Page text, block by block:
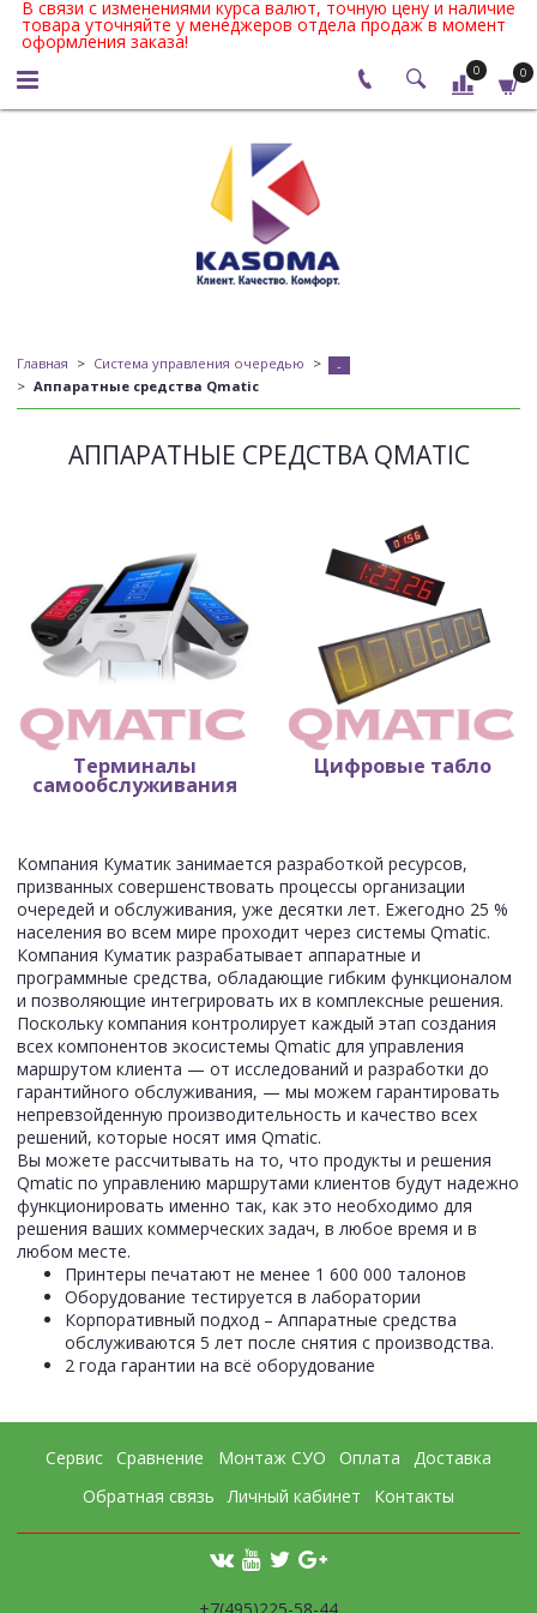
В связи с изменениями курса валют, точную цену и наличие
товара уточняйте у менеджеров отдела продаж в момент
оформления заказа!
0 0
Главная Система управления очередью
-
Аппаратные средства Qmatic
АППАРАТНЫЕ СРЕДСТВА QMATIC
Терминалы
самообслуживания
Терминалы
самообслуживания
Цифровые табло
Цифровые табло
Компания Куматик занимается разработкой ресурсов,
призванных совершенствовать процессы организации
очередей и обслуживания, уже десятки лет. Ежегодно 25 %
населения во всем мире проходит через системы Qmatic.
Компания Куматик разрабатывает аппаратные и
программные средства, обладающие гибким функционалом
и позволяющие интегрировать их в комплексные решения.
Поскольку компания контролирует каждый этап создания
всех компонентов экосистемы Qmatic для управления
маршрутом клиента — от исследований и разработки до
гарантийного обслуживания, — мы можем гарантировать
непревзойденную производительность и качество всех
решений, которые носят имя Qmatic.
Вы можете рассчитывать на то, что продукты и решения
Qmatic по управлению маршрутами клиентов будут надежно
функционировать именно так, как это необходимо для
решения ваших коммерческих задач, в любое время и в
любом месте.
Принтеры печатают не менее 1 600 000 талонов
Оборудование тестируется в лаборатории
Корпоративный подход – Аппаратные средства
обслуживаются 5 лет после снятия с производства.
2 года гарантии на всё оборудование
Сервис Сравнение Монтаж СУО Оплата
Доставка
Обратная связь
Личный кабинет Контакты